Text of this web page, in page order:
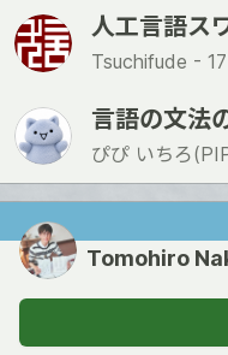
人工言語ス
Tsuchifude -
言語の文法
ぴぴ いちろ
Tomohiro